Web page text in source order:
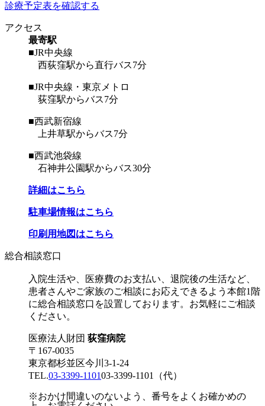
診療予定表を確認する
アクセス
最寄駅
■JR中央線
西荻窪駅から直行バス7分
■JR中央線・東京メトロ
荻窪駅からバス7分
■西武新宿線
上井草駅からバス7分
■西武池袋線
石神井公園駅からバス30分
詳細はこちら
駐車場情報はこちら
印刷用地図はこちら
総合相談窓口
入院生活や、医療費のお支払い、退院後の生活など、
患者さんやご家族のご相談にお応えできるよう本館1階
に総合相談窓口を設置しております。お気軽にご相談
ください。
医療法人財団 荻窪病院
〒167-0035
東京都杉並区今川3-1-24
TEL.03-3399-110103-3399-1101 （代）
※おかけ間違いのないよう、番号をよくお確かめの